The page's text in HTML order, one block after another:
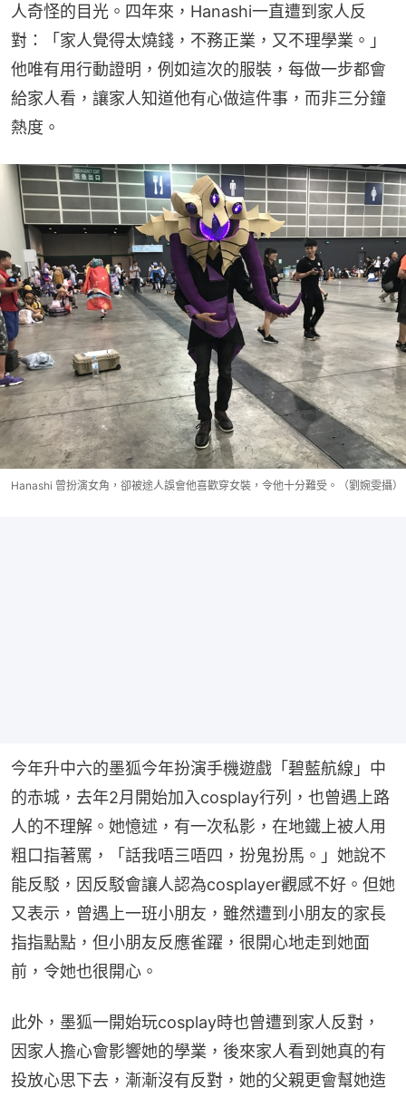
人奇怪的目光。四年來，Hanashi一直遭到家人反
對：「家人覺得太燒錢，不務正業，又不理學業。」
他唯有用行動證明，例如這次的服裝，每做一步都會
給家人看，讓家人知道他有心做這件事，而非三分鐘
熱度。
Hanashi 曾扮演女角，卻被途人誤會他喜歡穿女裝，令他十分難受。（劉婉雯攝）
今年升中六的墨狐今年扮演手機遊戲「碧藍航線」中
的赤城，去年2月開始加入cosplay行列，也曾遇上路
人的不理解。她憶述，有一次私影，在地鐵上被人用
粗口指著罵，「話我唔三唔四，扮鬼扮馬。」她說不
能反駁，因反駁會讓人認為cosplayer觀感不好。但她
又表示，曾遇上一班小朋友，雖然遭到小朋友的家長
指指點點，但小朋友反應雀躍，很開心地走到她面
前，令她也很開心。
此外，墨狐一開始玩cosplay時也曾遭到家人反對，
因家人擔心會影響她的學業，後來家人看到她真的有
投放心思下去，漸漸沒有反對，她的父親更會幫她造